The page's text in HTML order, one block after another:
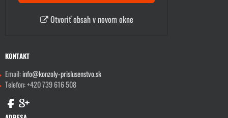
Otvoriť obsah v novom okne
KONTAKT
Email:info@konzoly-prislusenstvo.sk
Telefon: +420 739 616 508